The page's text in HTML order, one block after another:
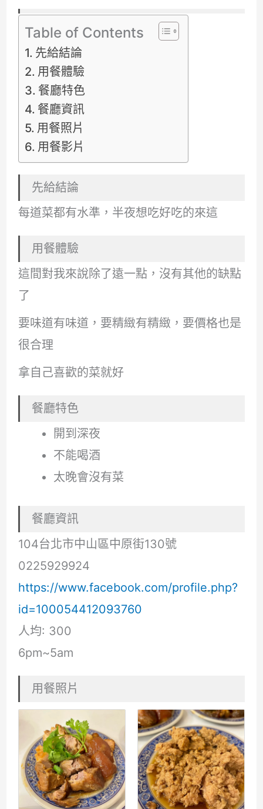
Table of Contents
先給結論
用餐體驗
餐廳特色
餐廳資訊
用餐照片
用餐影片
先給結論
每道菜都有水準，半夜想吃好吃的來這
用餐體驗
這間對我來說除了遠一點，沒有其他的缺點
了
要味道有味道，要精緻有精緻，要價格也是
很合理
拿自己喜歡的菜就好
餐廳特色
開到深夜
不能喝酒
太晚會沒有菜
餐廳資訊
104台北市中山區中原街130號
0225929924
https://www.facebook.com/profile.php?
id=100054412093760
人均: 300
6pm~5am
用餐照片